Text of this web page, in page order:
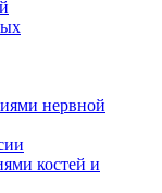
нервной
костей и